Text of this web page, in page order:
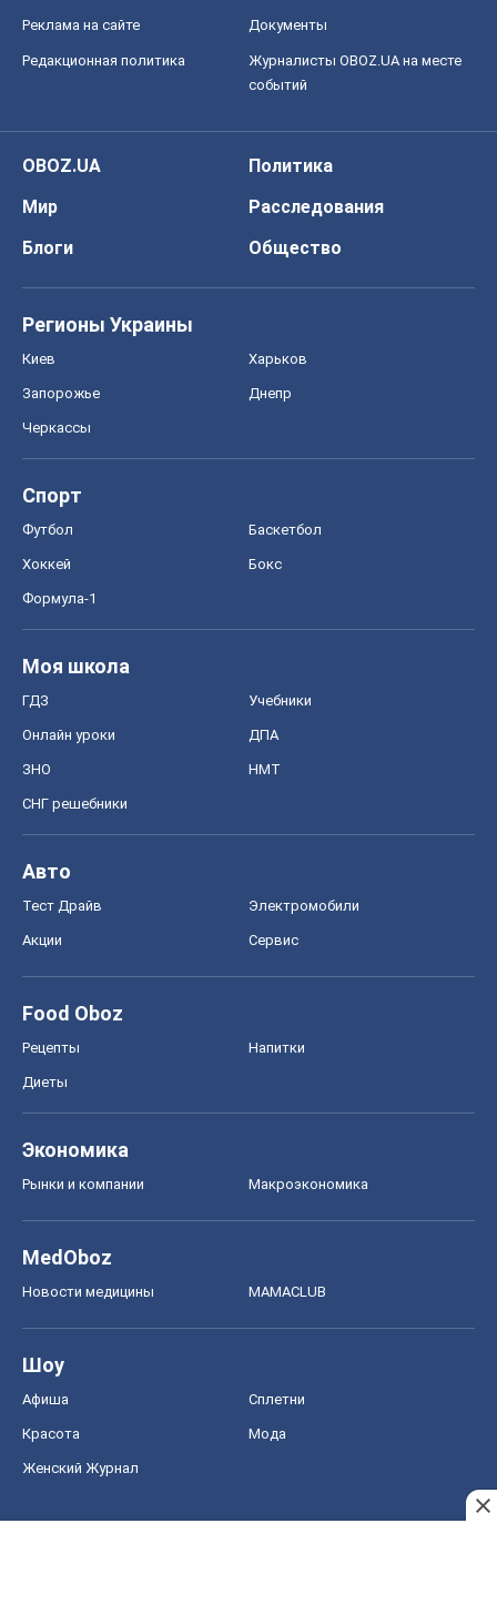
Реклама на сайте Документы
Редакционная политика
Журналисты OBOZ.UA на месте
событий
OBOZ.UA
Политика
Мир
Расследования
Блоги
Общество
Регионы Украины
Киев Харьков
Запорожье Днепр
Черкассы
Спорт
Футбол Баскетбол
Хоккей Бокс
Формула-1
Моя школа
ГДЗ Учебники
Онлайн уроки ДПА
ЗНО НМТ
СНГ решебники
Авто
Тест Драйв Электромобили
Акции Сервис
Food Oboz
Рецепты Напитки
Диеты
Экономика
Рынки и компании Mакроэкономика
MedOboz
Новости медицины MAMACLUB
Шоу
Афиша Сплетни
Красота Мода
Женский Журнал